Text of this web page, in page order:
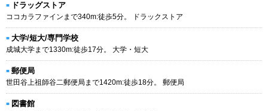
ドラッグストア
ココカラファインまで340m:徒歩5分。 ドラックストア
大学/短大/専門学校
成城大学まで1330m:徒歩17分。 大学・短大
郵便局
世田谷上祖師谷二郵便局まで1420m:徒歩18分。 郵便局
図書館